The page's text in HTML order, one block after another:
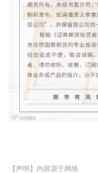
【声明】内容源于网络